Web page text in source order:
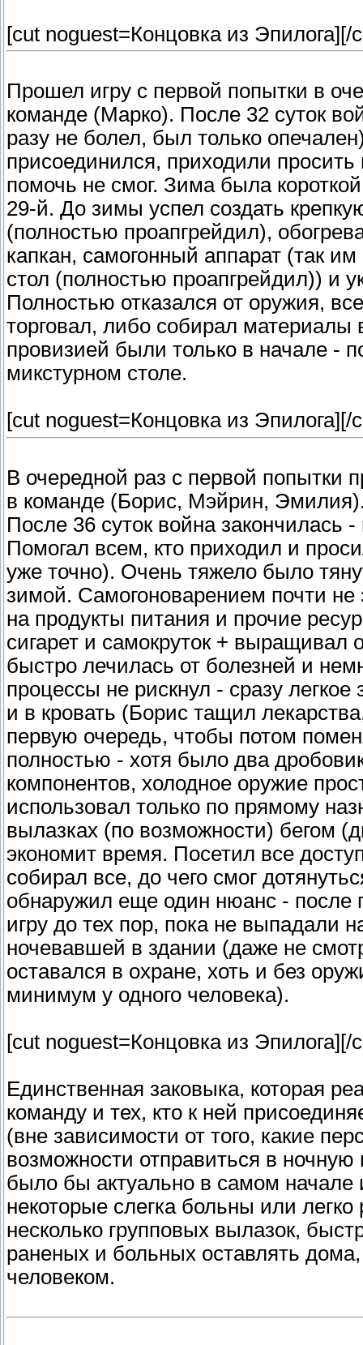
[cut noguest=Концовка из Эпилога][/
Прошел игру с первой попытки в
команде (Марко). После 32 суток
разу не болел, был только
присоединился, приходили
помочь не смог. Зима была
29-й. До зимы успел создать
(полностью проапгрейдил),
капкан, самогонный аппарат (так
стол (полностью проапгрейдил)) и
Полностью отказался от оружия,
торговал, либо собирал
провизией были только в начале -
микстурном столе.
[cut noguest=Концовка из Эпилога] [/
В очередной раз с первой попытки
в команде (Борис, Мэйрин,
После 36 суток война
Помогал всем, кто приходил и
уже точно). Очень тяжело было
зимой. Самогоноварением почти
на продукты питания и прочие
сигарет и самокруток +
быстро лечилась от болезней и
процессы не рискнул - сразу
и в кровать (Борис тащил
первую очередь, чтобы потом
полностью - хотя было два
компонентов, холодное оружие
использовал только по прямому
вылазках (по возможности) бегом
экономит время. Посетил все
собирал все, до чего смог
обнаружил еще один нюанс - после
игру до тех пор, пока не
ночевавшей в здании (даже не
оставался в охране, хоть и без
минимум у одного человека).
[cut noguest=Концовка из Эпилога] [/
Единственная заковыка, которая
команду и тех, кто к ней
(вне зависимости от того, какие
возможности отправиться в ночную
было бы актуально в самом
некоторые слегка больны или
несколько групповых вылазок,
раненых и больных оставлять
человеком.